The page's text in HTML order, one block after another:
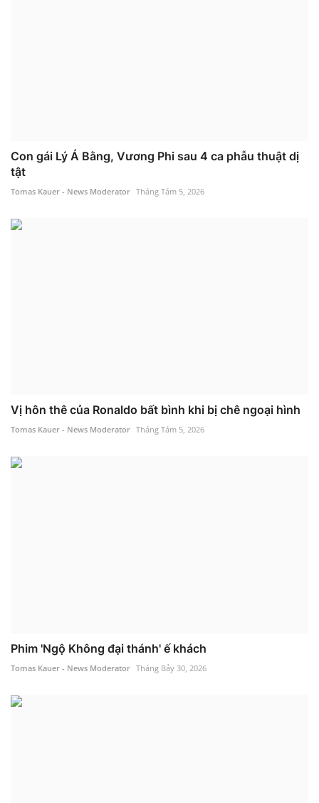
Con gái Lý Á Bằng, Vương Phi sau 4 ca phẫu thuật dị
tật
Tomas Kauer - News Moderator Tháng Tám 5, 2026
Vị hôn thê của Ronaldo bất bình khi bị chê ngoại hình
Tomas Kauer - News Moderator Tháng Tám 5, 2026
Phim 'Ngộ Không đại thánh' ế khách
Tomas Kauer - News Moderator Tháng Bảy 30, 2026